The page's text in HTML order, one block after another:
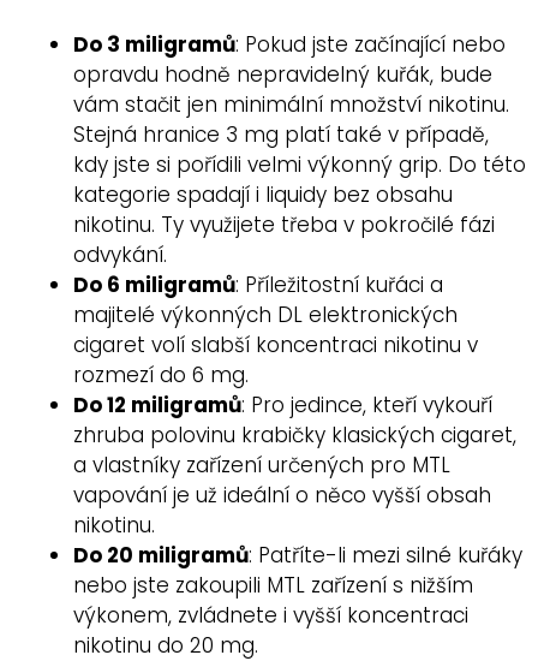
Do 3 miligramů: Pokud jste začínající nebo
opravdu hodně nepravidelný kuřák, bude
vám stačit jen minimální množství nikotinu.
Stejná hranice 3 mg platí také v případě,
kdy jste si pořídili velmi výkonný grip. Do této
kategorie spadají i liquidy bez obsahu
nikotinu. Ty využijete třeba v pokročilé fázi
odvykání.
Do 6 miligramů: Příležitostní kuřáci a
majitelé výkonných DL elektronických
cigaret volí slabší koncentraci nikotinu v
rozmezí do 6 mg.
Do 12 miligramů: Pro jedince, kteří vykouří
zhruba polovinu krabičky klasických cigaret,
a vlastníky zařízení určených pro MTL
vapování je už ideální o něco vyšší obsah
nikotinu.
Do 20 miligramů: Patříte-li mezi silné kuřáky
nebo jste zakoupili MTL zařízení s nižším
výkonem, zvládnete i vyšší koncentraci
nikotinu do 20 mg.